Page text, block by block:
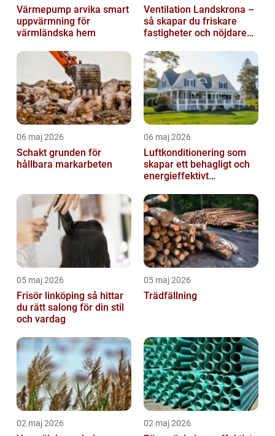
Värmepump arvika smart
uppvärmning för
värmländska hem
Ventilation Landskrona –
så skapar du friskare
fastigheter och nöjdare
06 maj 2026
Schakt grunden för
hållbara markarbeten
06 maj 2026
Luftkonditionering som
skapar ett behagligt och
energieffektivt
05 maj 2026
Frisör linköping så hittar
du rätt salong för din stil
och vardag
05 maj 2026
Trädfällning
02 maj 2026 02 maj 2026